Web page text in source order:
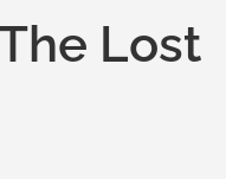
Lost